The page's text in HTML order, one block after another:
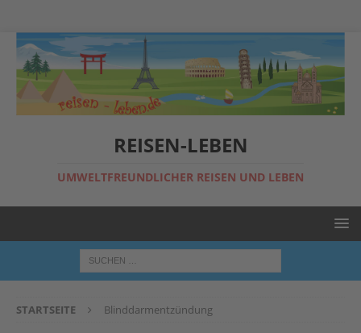
REISEN-LEBEN
UMWELTFREUNDLICHER REISEN UND LEBEN
STARTSEITE Blinddarmentzündung